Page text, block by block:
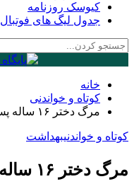
کیوسک روزنامه
جدول لیگ های فوتبال
خانه
کوتاه و خواندنی
مرگ دختر ۱۶ ساله پس از عمل زیبایی بینی
کوتاه و خواندنیبهداشت
مرگ دختر ۱۶ ساله پس از عمل زیبایی بینی